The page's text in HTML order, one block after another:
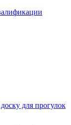
для прогулок